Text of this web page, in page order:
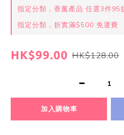
指定分類，香薰產品 任選3件95
指定分類，折實滿$500 免運費
HK$99.00 HK$128.00
加入購物車